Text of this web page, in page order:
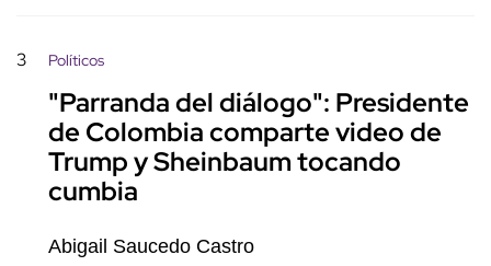
3 Políticos
"Parranda del diálogo": Presidente
de Colombia comparte video de
Trump y Sheinbaum tocando
cumbia
Abigail Saucedo Castro